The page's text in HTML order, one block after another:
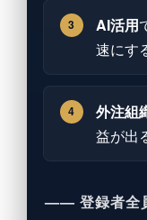
3 AI活用
速にす
4 外注組
益が出
—— 登録者全